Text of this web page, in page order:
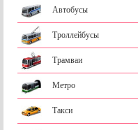
Автобусы
Троллейбусы
Трамваи
Метро
Такси